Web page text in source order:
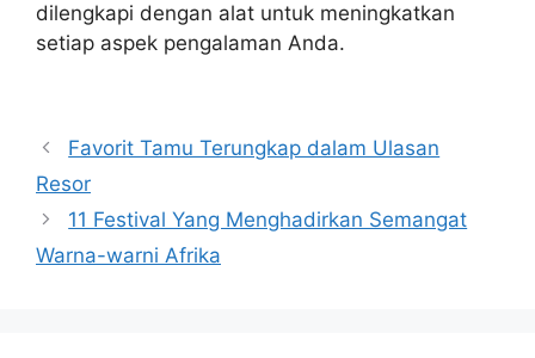
dilengkapi dengan alat untuk meningkatkan
setiap aspek pengalaman Anda.
posFavorit Tamu Terungkap dalam Ulasan
Resor
11 Festival Yang Menghadirkan Semangat
Warna-warni Afrika